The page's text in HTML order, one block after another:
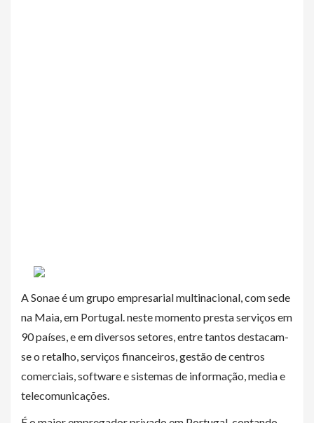
A Sonae é um grupo empresarial multinacional, com sede
na Maia, em Portugal. neste momento presta serviços em
90 países, e em diversos setores, entre tantos destacam-
se o retalho, serviços financeiros, gestão de centros
comerciais, software e sistemas de informação, media e
telecomunicações.